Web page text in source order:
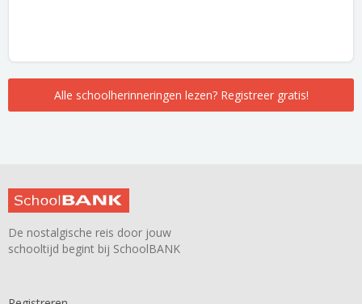
Alle schoolherinneringen lezen? Registreer gratis!
De nostalgische reis door jouw
schooltijd begint bij SchoolBANK